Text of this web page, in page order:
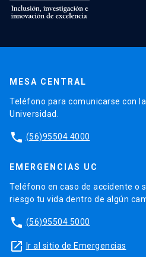
MESA CENTRAL
Teléfono para comunicarse con
Universidad.
phone (56)95504 4000
EMERGENCIAS UC
Teléfono en caso de accidente o
riesgo tu vida dentro de algún
phone (56)95504 5000
launch Ir al sitio de Emergencias